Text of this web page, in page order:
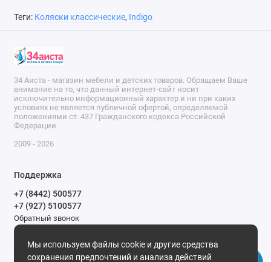
Теги: Коляски классические, Indigo
Мы используем файлы cookie и другие средства
сохранения предпочтений и анализа действий
34 Аиста - магазин мебели и детских товаров. Обращаем Ваше
внимание на то, что данный интернет-сайт носит
исключительно информационный характер и ни при каких
условиях не является публичной офертой, определяемой
положениями ст. 437 Гражданского кодекса Российской
Федерации
2009 - 2026
Поддержка
+7 (8442) 500577
+7 (927) 5100577
Обратный звонок
Мы в сети